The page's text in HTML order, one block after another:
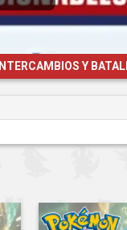
INTERCAMBIOS Y